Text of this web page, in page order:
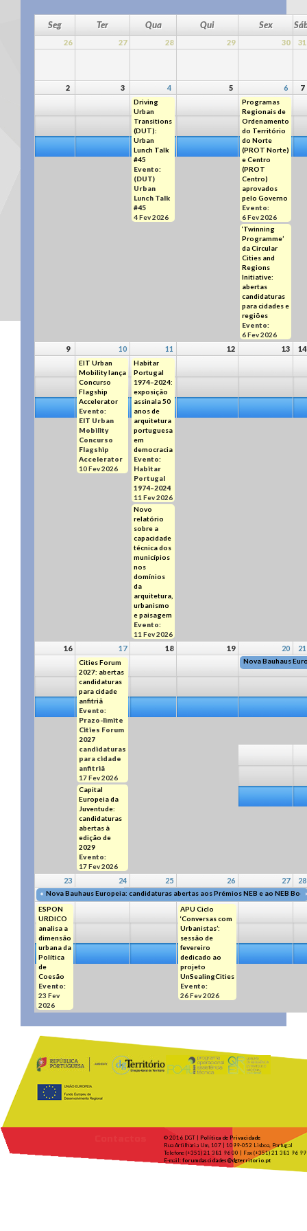
Seg Ter Qua Qui Sex
26 27 28 29 30 31
2 3 4 5 6 7
Driving
Urban
Transitions
(DUT):
Urban
Lunch Talk
#45
Evento:
(DUT)
Urban
Lunch Talk
#45
4 Fev 2026
Programas
Regionais de
Ordenamento
do Território
do Norte
(PROT Norte)
e Centro
(PROT
Centro)
aprovados
pelo Governo
Evento:
6 Fev 2026
‘Twinning
Programme’
da Circular
Cities and
Regions
Initiative:
abertas
candidaturas
para cidades e
regiões
Evento:
6 Fev 2026
9 10 11 12 13 14
EIT Urban
Mobility lança
Concurso
Flagship
Accelerator
Evento:
EIT Urban
Mobility
Concurso
Flagship
Accelerator
10 Fev 2026
Habitar
Portugal
1974–2024:
exposição
assinala 50
anos de
arquitetura
portuguesa
em
democracia
Evento:
Habitar
Portugal
1974–2024
11 Fev 2026
Novo
relatório
sobre a
capacidade
técnica dos
municípios
nos
domínios
da
arquitetura,
urbanismo
e paisagem
Evento:
11 Fev 2026
16 17 18 19 20 21
Cities Forum
2027: abertas
candidaturas
para cidade
anfitriã
Evento:
Prazo-limite
Cities Forum
2027
candidaturas
para cidade
anfitriã
17 Fev 2026
Capital
Europeia da
Juventude:
candidaturas
abertas à
edição de
2029
Evento:
17 Fev 2026
Nova Bauhaus
23 24 25 26 27 28
« Nova Bauhaus Europeia: candidaturas abertas aos Prémios NEB e ao NEB
ESPON
URDICO
analisa a
dimensão
urbana da
Política
de
Coesão
Evento:
23 Fev
2026
APU Ciclo
‘Conversas com
Urbanistas’:
sessão de
fevereiro
dedicado ao
projeto
UnSealingCities
Evento:
26 Fev 2026
© 2016 DGT | Política de Privacidade
Rua Artilharia Um, 107 | 1099-052 Lisboa, Portugal
Telefone (+351) 21 381 96 00 | Fax (+351) 21 381 96 99
E-mail: forumdascidades@dgterritorio.pt